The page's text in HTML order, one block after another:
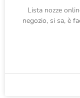
Lista nozze
negozio, si sa, è